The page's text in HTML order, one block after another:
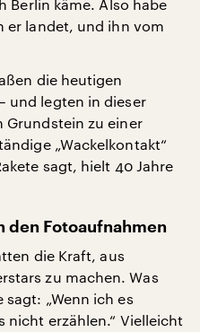
Berlin käme. Also habe
er landet, und ihn vom
die heutigen
und legten in dieser
zu einer
„Wackelkontakt“
sagt, hielt 40 Jahre
den Fotoaufnahmen
die Kraft, aus
zu machen. Was
sagt: „Wenn ich es
nicht erzählen.“ Vielleicht